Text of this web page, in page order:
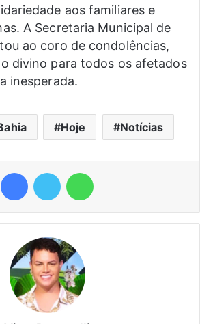
aos familiares e
A Secretaria Municipal de
ao coro de condolências,
divino para todos os afetados
inesperada.
Hoje Notícias
FacebookTwitter